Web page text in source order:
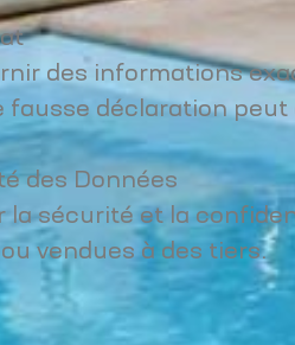
des informations
fausse déclaration
des Données
la sécurité et la
vendues à des tiers.